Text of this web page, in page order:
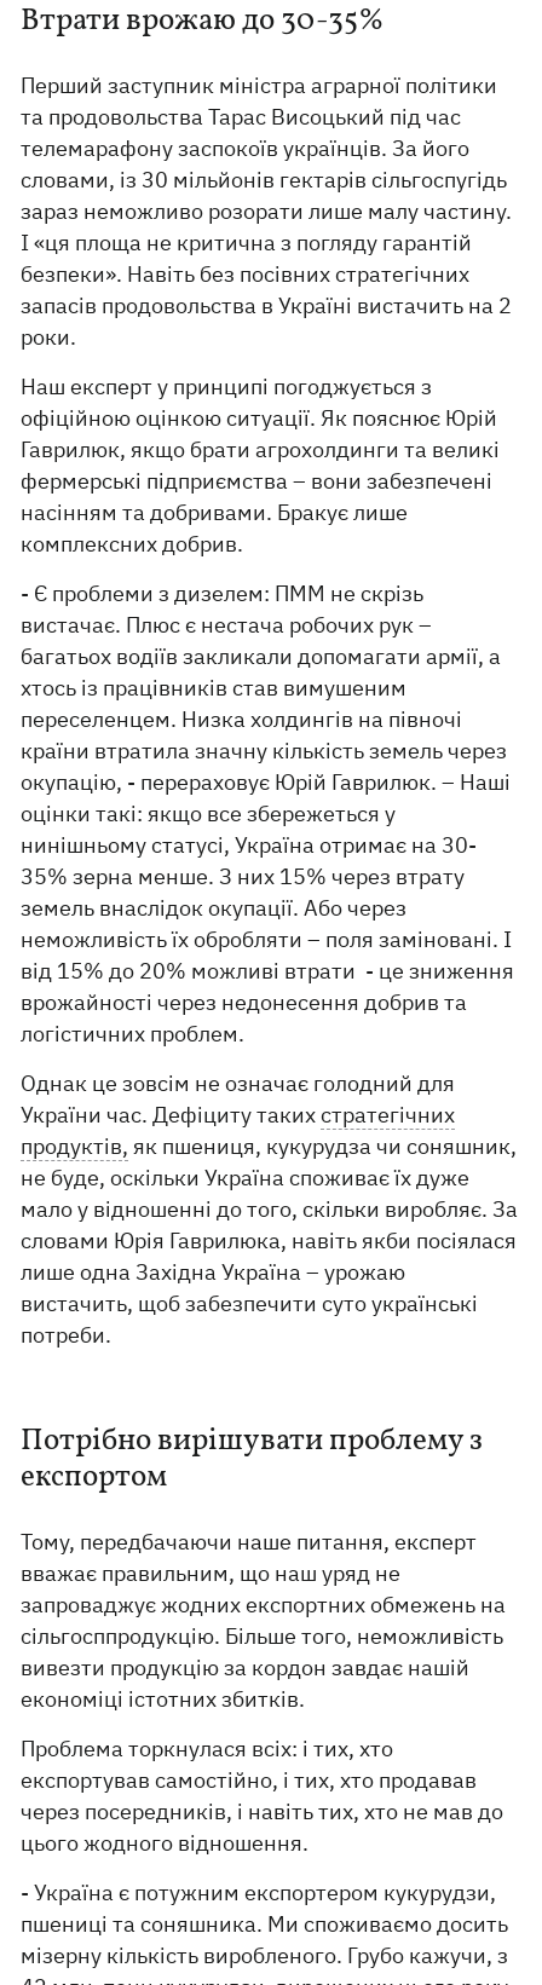
Втрати врожаю до 30-35%
Перший заступник міністра аграрної політики
та продовольства Тарас Висоцький під час
телемарафону заспокоїв українців. За його
словами, із 30 мільйонів гектарів сільгоспугідь
зараз неможливо розорати лише малу частину.
І «ця площа не критична з погляду гарантій
безпеки». Навіть без посівних стратегічних
запасів продовольства в Україні вистачить на 2
роки.
Наш експерт у принципі погоджується з
офіційною оцінкою ситуації. Як пояснює Юрій
Гаврилюк, якщо брати агрохолдинги та великі
фермерські підприємства – вони забезпечені
насінням та добривами. Бракує лише
комплексних добрив.
- Є проблеми з дизелем: ПММ не скрізь
вистачає. Плюс є нестача робочих рук –
багатьох водіїв закликали допомагати армії, а
хтось із працівників став вимушеним
переселенцем. Низка холдингів на півночі
країни втратила значну кількість земель через
окупацію, - перераховує Юрій Гаврилюк. – Наші
оцінки такі: якщо все збережеться у
нинішньому статусі, Україна отримає на 30-
35% зерна менше. З них 15% через втрату
земель внаслідок окупації. Або через
неможливість їх обробляти – поля заміновані. І
від 15% до 20% можливі втрати - це зниження
врожайності через недонесення добрив та
логістичних проблем.
Однак це зовсім не означає голодний для
України час. Дефіциту такихстратегічних
продуктів, як пшениця, кукурудза чи соняшник,
не буде, оскільки Україна споживає їх дуже
мало у відношенні до того, скільки виробляє. За
словами Юрія Гаврилюка, навіть якби посіялася
лише одна Західна Україна – урожаю
вистачить, щоб забезпечити суто українські
потреби.
Потрібно вирішувати проблему з
експортом
Тому, передбачаючи наше питання, експерт
вважає правильним, що наш уряд не
запроваджує жодних експортних обмежень на
сільгосппродукцію. Більше того, неможливість
вивезти продукцію за кордон завдає нашій
економіці істотних збитків.
Проблема торкнулася всіх: і тих, хто
експортував самостійно, і тих, хто продавав
через посередників, і навіть тих, хто не мав до
цього жодного відношення.
- Україна є потужним експортером кукурудзи,
пшениці та соняшника. Ми споживаємо досить
мізерну кількість виробленого. Грубо кажучи, з